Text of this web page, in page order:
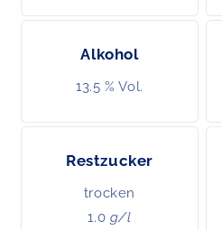
Alkohol
13.5 % Vol.
Restzucker
trocken
1.0 g/l